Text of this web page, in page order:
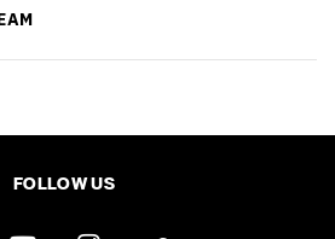
FOLLOW US